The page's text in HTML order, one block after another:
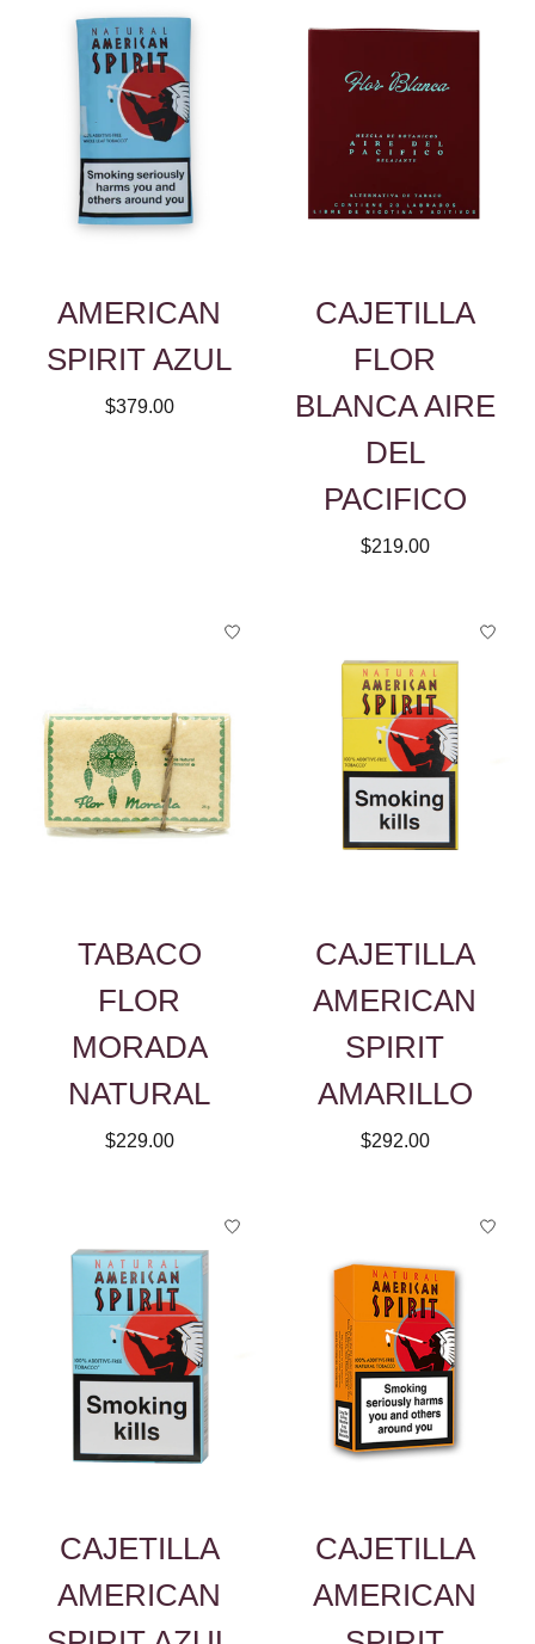
AMERICAN
SPIRIT AZUL
$379.00
CAJETILLA
FLOR
BLANCA AIRE
DEL
PACIFICO
$219.00
TABACO
FLOR
MORADA
NATURAL
$229.00
CAJETILLA
AMERICAN
SPIRIT
AMARILLO
$292.00
CAJETILLA
AMERICAN
CAJETILLA
AMERICAN